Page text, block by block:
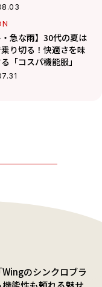
・急な雨】30代の夏は
り切る！快適さを味
「コスパ機能服」
Wingのシンクロブラ